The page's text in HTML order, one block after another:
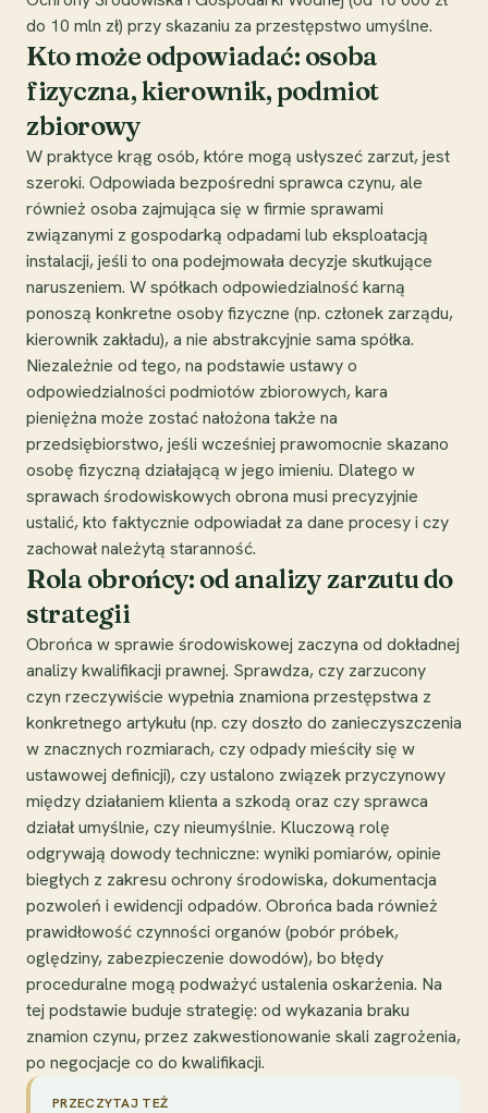
do 10 mln zł) przy skazaniu za przestępstwo umyślne.
Kto może odpowiadać: osoba
fizyczna, kierownik, podmiot
zbiorowy
W praktyce krąg osób, które mogą usłyszeć zarzut, jest
szeroki. Odpowiada bezpośredni sprawca czynu, ale
również osoba zajmująca się w firmie sprawami
związanymi z gospodarką odpadami lub eksploatacją
instalacji, jeśli to ona podejmowała decyzje skutkujące
naruszeniem. W spółkach odpowiedzialność karną
ponoszą konkretne osoby fizyczne (np. członek zarządu,
kierownik zakładu), a nie abstrakcyjnie sama spółka.
Niezależnie od tego, na podstawie ustawy o
odpowiedzialności podmiotów zbiorowych, kara
pieniężna może zostać nałożona także na
przedsiębiorstwo, jeśli wcześniej prawomocnie skazano
osobę fizyczną działającą w jego imieniu. Dlatego w
sprawach środowiskowych obrona musi precyzyjnie
ustalić, kto faktycznie odpowiadał za dane procesy i czy
zachował należytą staranność.
Rola obrońcy: od analizy zarzutu do
strategii
Obrońca w sprawie środowiskowej zaczyna od dokładnej
analizy kwalifikacji prawnej. Sprawdza, czy zarzucony
czyn rzeczywiście wypełnia znamiona przestępstwa z
konkretnego artykułu (np. czy doszło do zanieczyszczenia
w znacznych rozmiarach, czy odpady mieściły się w
ustawowej definicji), czy ustalono związek przyczynowy
między działaniem klienta a szkodą oraz czy sprawca
działał umyślnie, czy nieumyślnie. Kluczową rolę
odgrywają dowody techniczne: wyniki pomiarów, opinie
biegłych z zakresu ochrony środowiska, dokumentacja
pozwoleń i ewidencji odpadów. Obrońca bada również
prawidłowość czynności organów (pobór próbek,
oględziny, zabezpieczenie dowodów), bo błędy
proceduralne mogą podważyć ustalenia oskarżenia. Na
tej podstawie buduje strategię: od wykazania braku
znamion czynu, przez zakwestionowanie skali zagrożenia,
po negocjacje co do kwalifikacji.
PRZECZYTAJ TEŻ